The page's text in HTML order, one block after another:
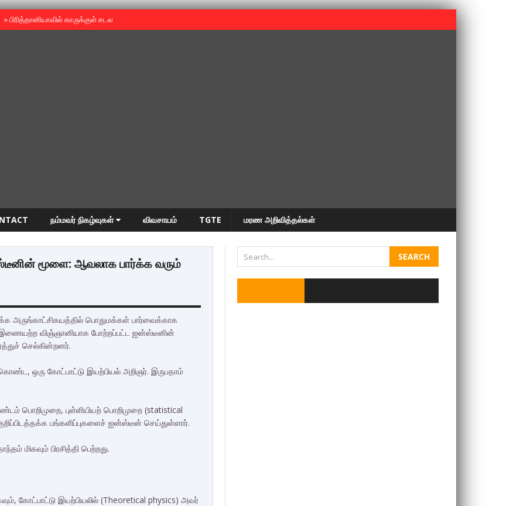
»பிரித்தானியாவில் காருக்குள் சடலம் -தமிழருடையதா ?
நம்மவர் நிகழ்வுகள் விவசாயம் TGTE மரண அறிவித்தல்கள்
மூளை: ஆவலாக பார்க்க வரும்
அருங்காட்சிகயத்தில் பொதுமக்கள் பார்வைக்காக
இணையற்ற விஞ்ஞானியாக போற்றப்பட்ட ஐன்ஸ்டீனின்
செல்கின்றனர்.
ஒரு கோட்பாட்டு இயற்பியல் அறிஞர். இருபதாம்
பொறிமுறை, புள்ளியியற் பொறிமுறை (statistical
பங்களிப்புகளைச் ஐன்ஸ்டீன் செய்துள்ளார்.
மிகவும் பிரசித்தி பெற்றது.
கோட்பாட்டு இயற்பியலில் (Theoretical physics) அவர்